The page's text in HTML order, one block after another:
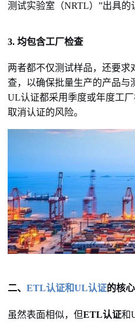
测试实验室（NRTL）”出具的
3. 均包含工厂检查
两者都不仅测试样品，还要求
查，以确保批量生产的产品与
UL认证都采用季度或年度工
取消认证的风险。
二、ETL认证和UL认证的核
虽然表面相似，但ETL认证和